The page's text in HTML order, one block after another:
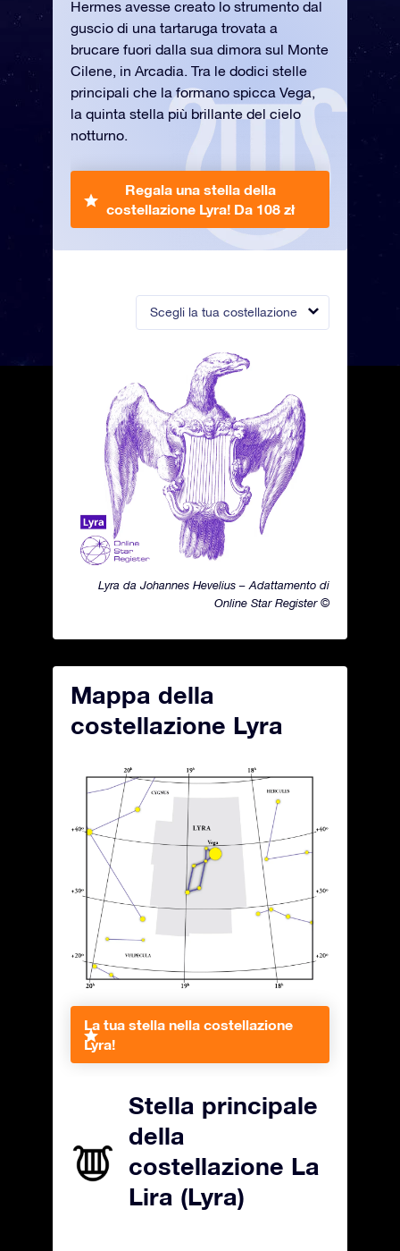
Scegli la tua costellazione
Lyra da Johannes Hevelius – Adattamento di
Online Star Register ©
Hermes avesse creato lo strumento dal
guscio di una tartaruga trovata a
brucare fuori dalla sua dimora sul Monte
Cilene, in Arcadia. Tra le dodici stelle
principali che la formano spicca Vega,
la quinta stella più brillante del cielo
notturno.
Regala una stella della
costellazione Lyra! Da 108 zł
Mappa della
costellazione Lyra
La tua stella nella costellazione
Lyra!
Stella principale
della
costellazione La
Lira (Lyra)